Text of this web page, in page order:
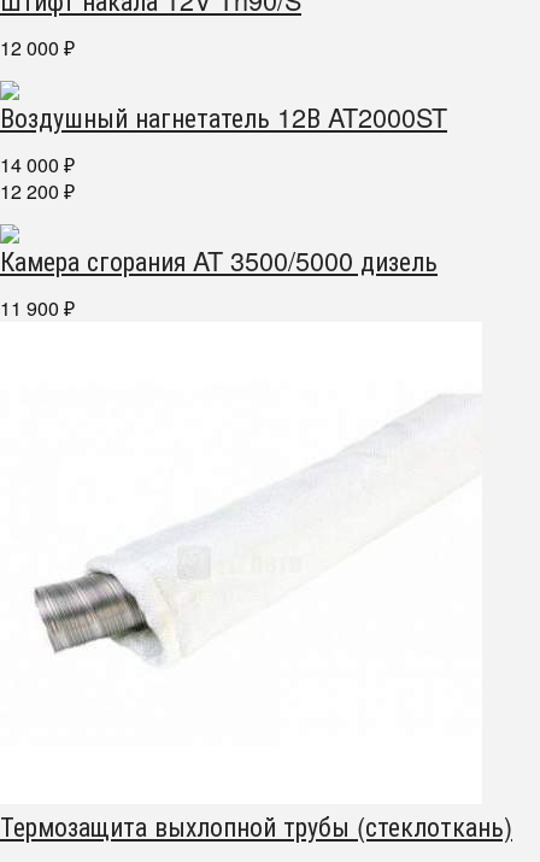
12 000 ₽
Воздушный нагнетатель 12В AT2000ST
14 000 ₽
12 200 ₽
Камера сгорания AT 3500/5000 дизель
11 900 ₽
Термозащита выхлопной трубы (стеклоткань)